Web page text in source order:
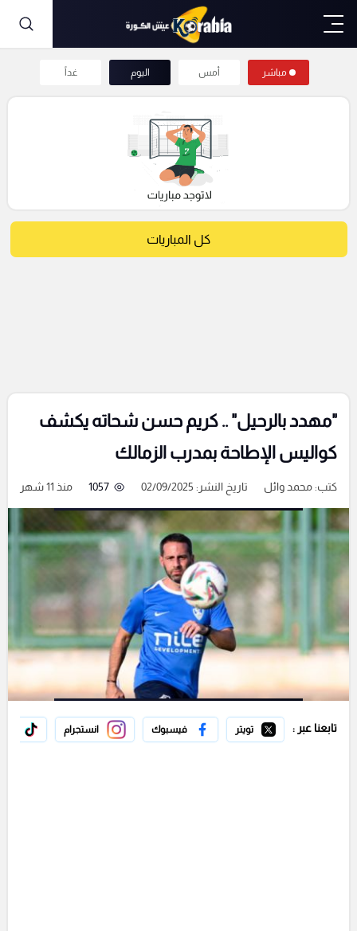
مباشر أمس اليوم غداً
كل المباريات
"مهدد بالرحيل" .. كريم حسن شحاته يكشف
كواليس الإطاحة بمدرب الزمالك
كتب:محمد وائل تاريخ النشر: 02/09/2025 1057 منذ 11 شهر
تابعنا عبر : تويتر فيسبوك انستجرام